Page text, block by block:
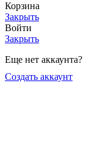
Корзина
Закрыть
Войти
Закрыть
Еще нет аккаунта?
Создать аккаунт